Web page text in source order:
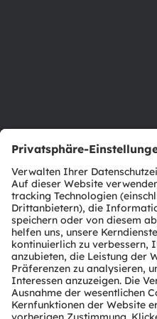
Produkt Selektor
Download Center
Tools
Kundenanfragen
Technischer Support
Partner Netzwerk
Whistleblowing